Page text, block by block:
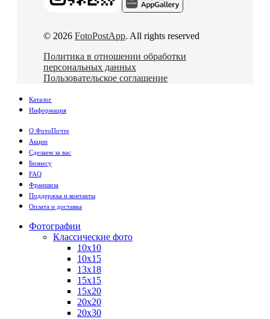
© 2026 FotoPostApp. All rights reserved
Политика в отношении обработки
персональных данных
Пользовательское соглашение
Каталог
Информация
О ФотоПочте
Акции
Сделаем за вас
Бизнесу
FAQ
Франшиза
Поддержка и контакты
Оплата и доставка
Фотографии
Классические фото
10х10
10х15
13х18
15х15
15х20
20х20
20х30